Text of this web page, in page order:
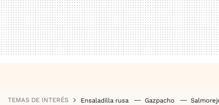
TEMAS DE INTERÉS Ensaladilla rusa Gazpacho